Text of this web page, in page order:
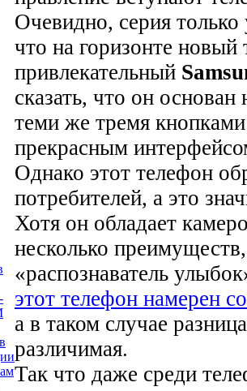
Очевидно, серия только
что на горизонте
привлекательный
сказать, что он
теми же тремя
прекрасным
Однако этот телефон
потребителей, а это
Хотя он обладает
несколько
«распознаватель
этот телефон намерен
а в таком случае
различимая.
Так что даже среди